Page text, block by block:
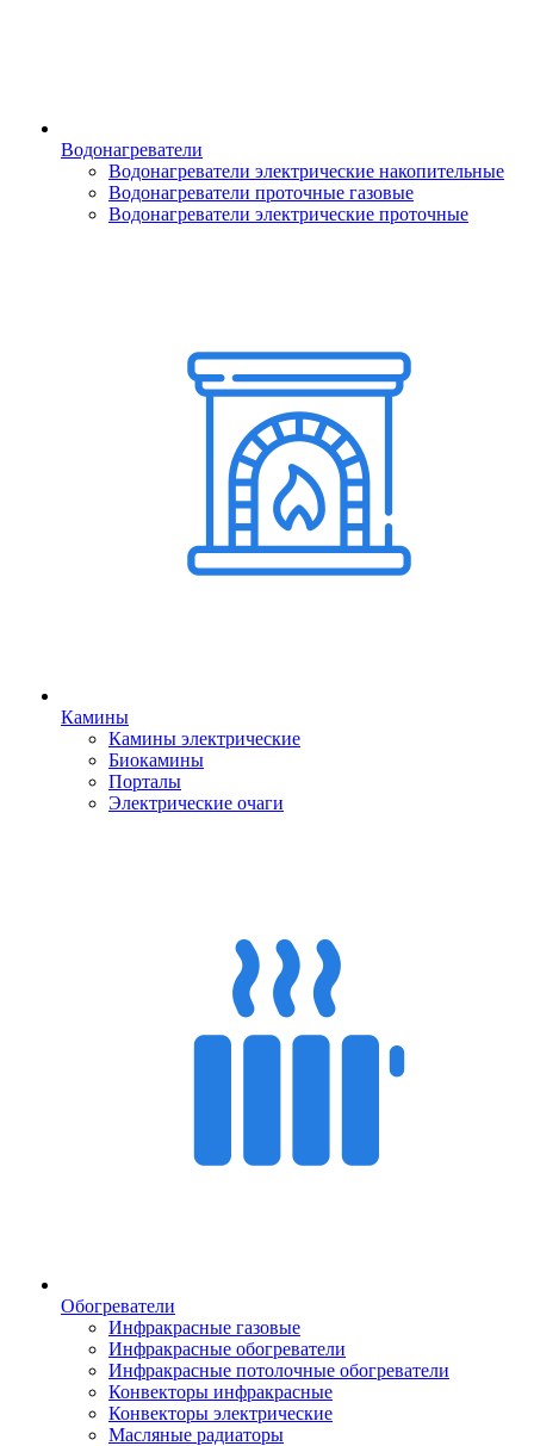
Водонагреватели
Водонагреватели электрические накопительные
Водонагреватели проточные газовые
Водонагреватели электрические проточные
Камины
Камины электрические
Биокамины
Порталы
Электрические очаги
Обогреватели
Инфракрасные газовые
Инфракрасные обогреватели
Инфракрасные потолочные обогреватели
Конвекторы инфракрасные
Конвекторы электрические
Масляные радиаторы